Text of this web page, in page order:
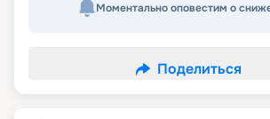
Моментально оповестим о
Поделиться